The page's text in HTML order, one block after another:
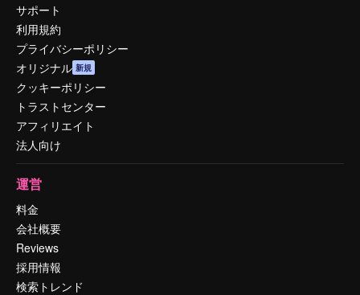
サポート
利用規約
プライバシーポリシー
オリジナル 新規
クッキーポリシー
トラストセンター
アフィリエイト
法人向け
運営
料金
会社概要
Reviews
採用情報
検索トレンド